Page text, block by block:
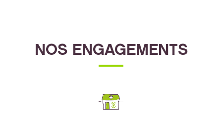
NOS ENGAGEMENTS